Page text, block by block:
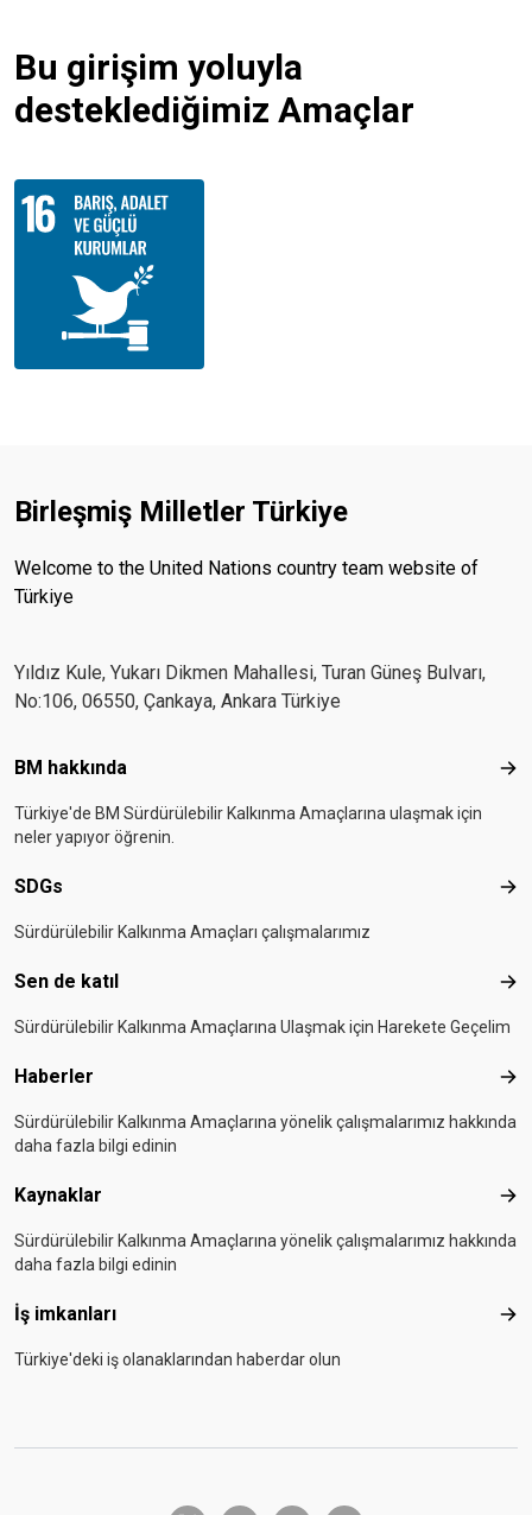
Bu girişim yoluyla
desteklediğimiz Amaçlar
Birleşmiş Milletler Türkiye
Welcome to the United Nations country team website of
Türkiye
Yıldız Kule, Yukarı Dikmen Mahallesi, Turan Güneş Bulvarı,
No:106, 06550, Çankaya, Ankara Türkiye
Footer menu
BM hakkında BM
Türkiye'de BM Sürdürülebilir Kalkınma Amaçlarına ulaşmak için
neler yapıyor öğrenin.
SDGs
Sürdürülebilir Kalkınma Amaçları çalışmalarımız
Sen de katıl
Sürdürülebilir Kalkınma Amaçlarına Ulaşmak için Harekete Geçelim
Haberler
Sürdürülebilir Kalkınma Amaçlarına yönelik çalışmalarımız hakkında
daha fazla bilgi edinin
Kaynaklar
Sürdürülebilir Kalkınma Amaçlarına yönelik çalışmalarımız hakkında
daha fazla bilgi edinin
İş imkanları İş
Türkiye'deki iş olanaklarından haberdar olun